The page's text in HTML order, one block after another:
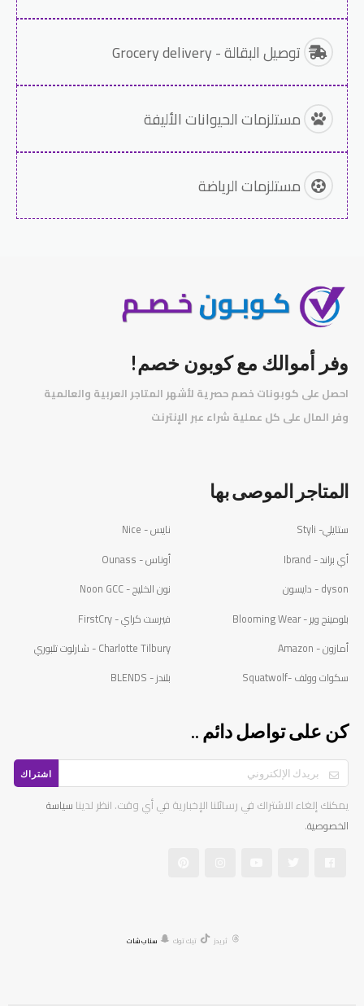
توصيل البقالة - Grocery delivery
مستلزمات الحيوانات الأليفة
مستلزمات الرياضة
وفر أموالك مع كوبون خصم!
احصل على كوبونات خصم حصرية لأشهر المتاجر العربية والعالمية
وفر المال على كل عملية شراء عبر الإنترنت
المتاجر الموصى بها
ستايلي- Styli
نايس - Nice
أي براند - Ibrand
أوناس - Ounass
dyson - دايسون
نون الخليج - Noon GCC
بلومينج وير - Blooming Wear
فيرست كراي - FirstCry
أمازون - Amazon
Charlotte Tilbury - شارلوت تلبوري
سكوات وولف -Squatwolf
بلندز - BLENDS
كن على تواصل دائم ..
اشتراك
يمكنك إلغاء الاشتراك في رسائلنا الإخبارية في أي وقت. انظر لدينا سياسة
الخصوصية.
ثريدز تيك توك سناب شات